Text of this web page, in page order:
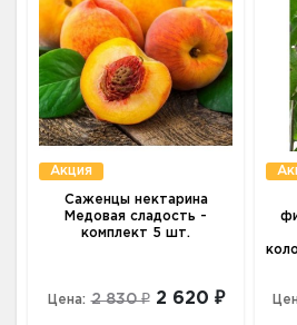
Акция
Саженцы нектарина
Медовая сладость -
комплект 5 шт.
Цена: 2 830 ₽ 2 620 ₽